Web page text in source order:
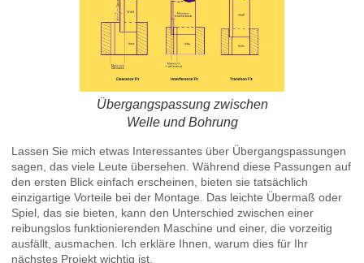
Übergangspassung zwischen
Welle und Bohrung
Lassen Sie mich etwas Interessantes über Übergangspassungen
sagen, das viele Leute übersehen. Während diese Passungen auf
den ersten Blick einfach erscheinen, bieten sie tatsächlich
einzigartige Vorteile bei der Montage. Das leichte Übermaß oder
Spiel, das sie bieten, kann den Unterschied zwischen einer
reibungslos funktionierenden Maschine und einer, die vorzeitig
ausfällt, ausmachen. Ich erkläre Ihnen, warum dies für Ihr
nächstes Projekt wichtig ist.